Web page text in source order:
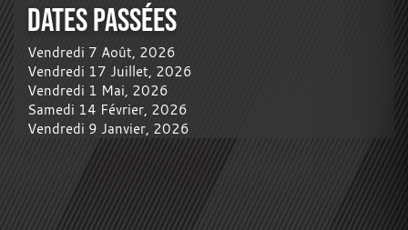
DATES PASSÉES
Vendredi 7 Août, 2026
Vendredi 17 Juillet, 2026
Vendredi 1 Mai, 2026
Samedi 14 Février, 2026
Vendredi 9 Janvier, 2026